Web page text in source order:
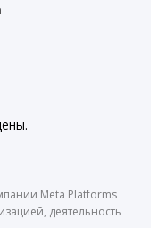
Meta Platforms
деятельность